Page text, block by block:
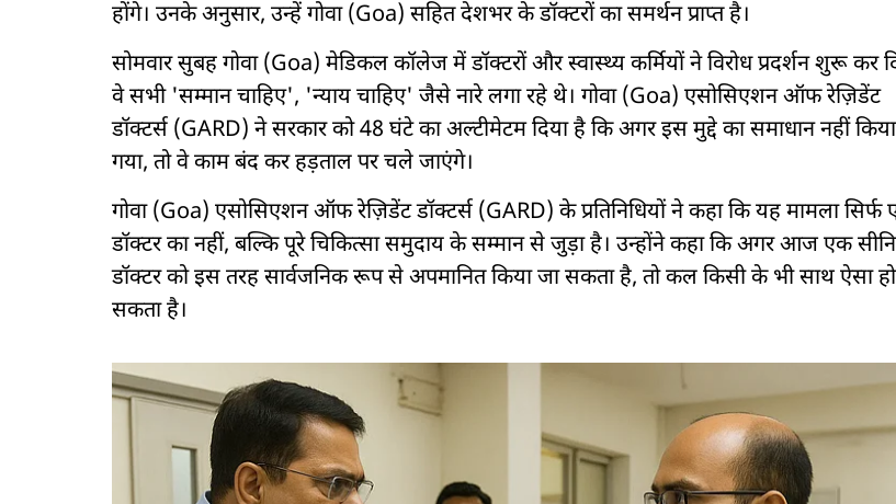
होंगे। उनके अनुसार, उन्हें गोवा (Goa) सहित देशभर के डॉक्टरों का समर्थन प्राप्त है।
सोमवार सुबह गोवा (Goa) मेडिकल कॉलेज में डॉक्टरों और स्वास्थ्य कर्मियों ने विरोध प्रदर्शन शुरू कर
वे सभी 'सम्मान चाहिए', 'न्याय चाहिए' जैसे नारे लगा रहे थे। गोवा (Goa) एसोसिएशन ऑफ रेज़िडेंट
डॉक्टर्स (GARD) ने सरकार को 48 घंटे का अल्टीमेटम दिया है कि अगर इस मुद्दे का समाधान नहीं किया
गया, तो वे काम बंद कर हड़ताल पर चले जाएंगे।
गोवा (Goa) एसोसिएशन ऑफ रेज़िडेंट डॉक्टर्स (GARD) के प्रतिनिधियों ने कहा कि यह मामला सिर्फ
डॉक्टर का नहीं, बल्कि पूरे चिकित्सा समुदाय के सम्मान से जुड़ा है। उन्होंने कहा कि अगर आज एक
डॉक्टर को इस तरह सार्वजनिक रूप से अपमानित किया जा सकता है, तो कल किसी के भी साथ ऐसा हो
सकता है।